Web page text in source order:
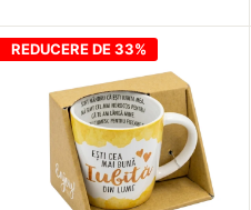
REDUCERE DE 33%